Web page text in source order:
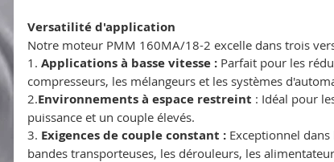
Versatilité d'application
Notre moteur PMM 160MA/18-2 excelle dans trois
1.Applications à basse vitesse : Parfait pour les
compresseurs, les mélangeurs et les systèmes
2.Environnements à espace restreint : Idéal pour
puissance et un couple élevés.
3. Exigences de couple constant : Exceptionnel
bandes transporteuses, les dérouleurs, les